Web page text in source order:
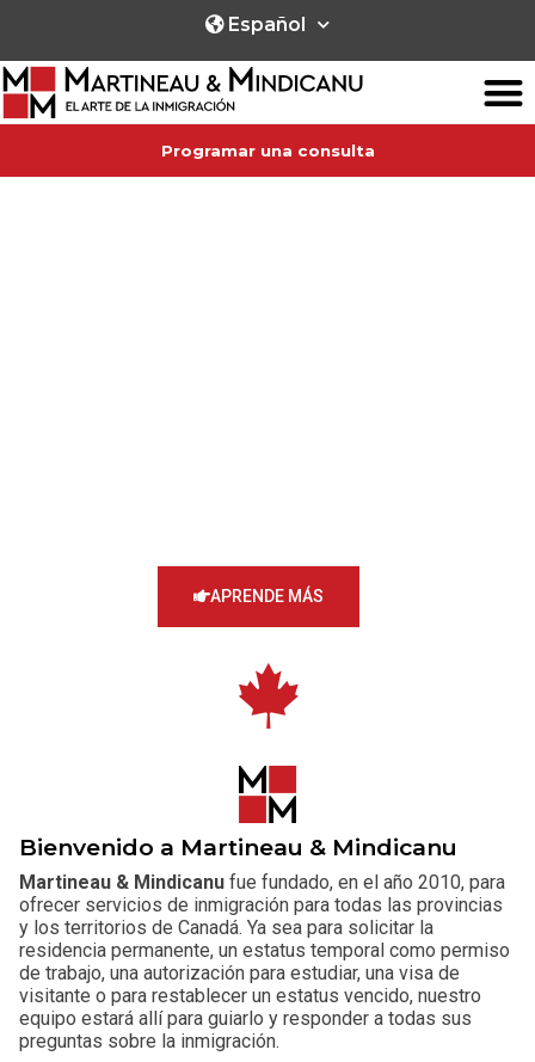
Español
Programar una consulta
APRENDE MÁS
Bienvenido a Martineau & Mindicanu
Martineau & Mindicanu fue fundado, en el año 2010, para
ofrecer servicios de inmigración para todas las provincias
y los territorios de Canadá. Ya sea para solicitar la
residencia permanente, un estatus temporal como permiso
de trabajo, una autorización para estudiar, una visa de
visitante o para restablecer un estatus vencido, nuestro
equipo estará allí para guiarlo y responder a todas sus
preguntas sobre la inmigración.